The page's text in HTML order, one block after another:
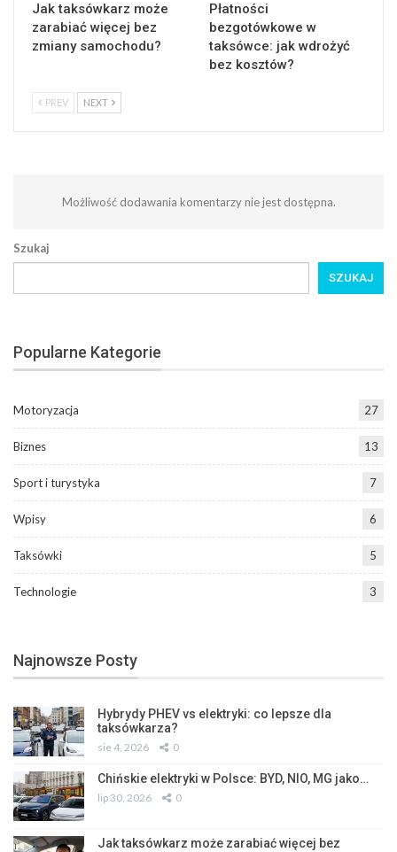
Jak taksówkarz może
zarabiać więcej bez
zmiany samochodu?
Płatności
bezgotówkowe w
taksówce: jak wdrożyć
bez kosztów?
PREV NEXT
Możliwość dodawania komentarzy nie jest dostępna.
Szukaj
SZUKAJ
Popularne Kategorie
Motoryzacja 27
Biznes 13
Sport i turystyka 7
Wpisy 6
Taksówki 5
Technologie 3
Najnowsze Posty
Hybrydy PHEV vs elektryki: co lepsze dla
taksówkarza?
sie 4, 2026 0
Chińskie elektryki w Polsce: BYD, NIO, MG jako…
lip 30, 2026 0
Jak taksówkarz może zarabiać więcej bez